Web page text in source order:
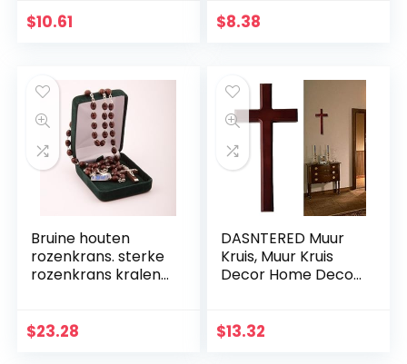
kalender met 30
decoratie
$10.61
Supplies
$8.38
Bruine houten
rozenkrans. sterke
rozenkrans kralen
$23.28
DASNTERED Muur
Kruis, Muur Kruis
Decor Home Decor
Kruis Eenvoudige
$13.32